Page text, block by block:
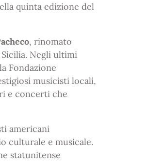
quinta edizione del
, rinomato
Negli ultimi
Fondazione
musicisti locali,
e concerti che
americani
culturale e musicale.
statunitense